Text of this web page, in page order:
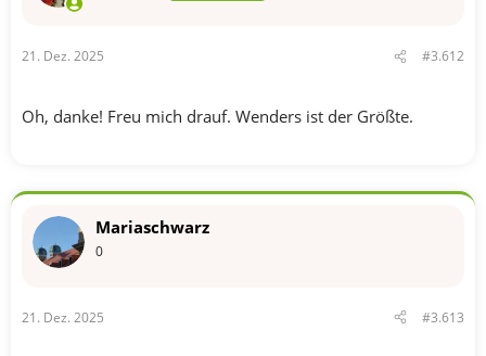
21. Dez. 2025 #3.612
Oh, danke! Freu mich drauf. Wenders ist der Größte.
Mariaschwarz
0
21. Dez. 2025 #3.613